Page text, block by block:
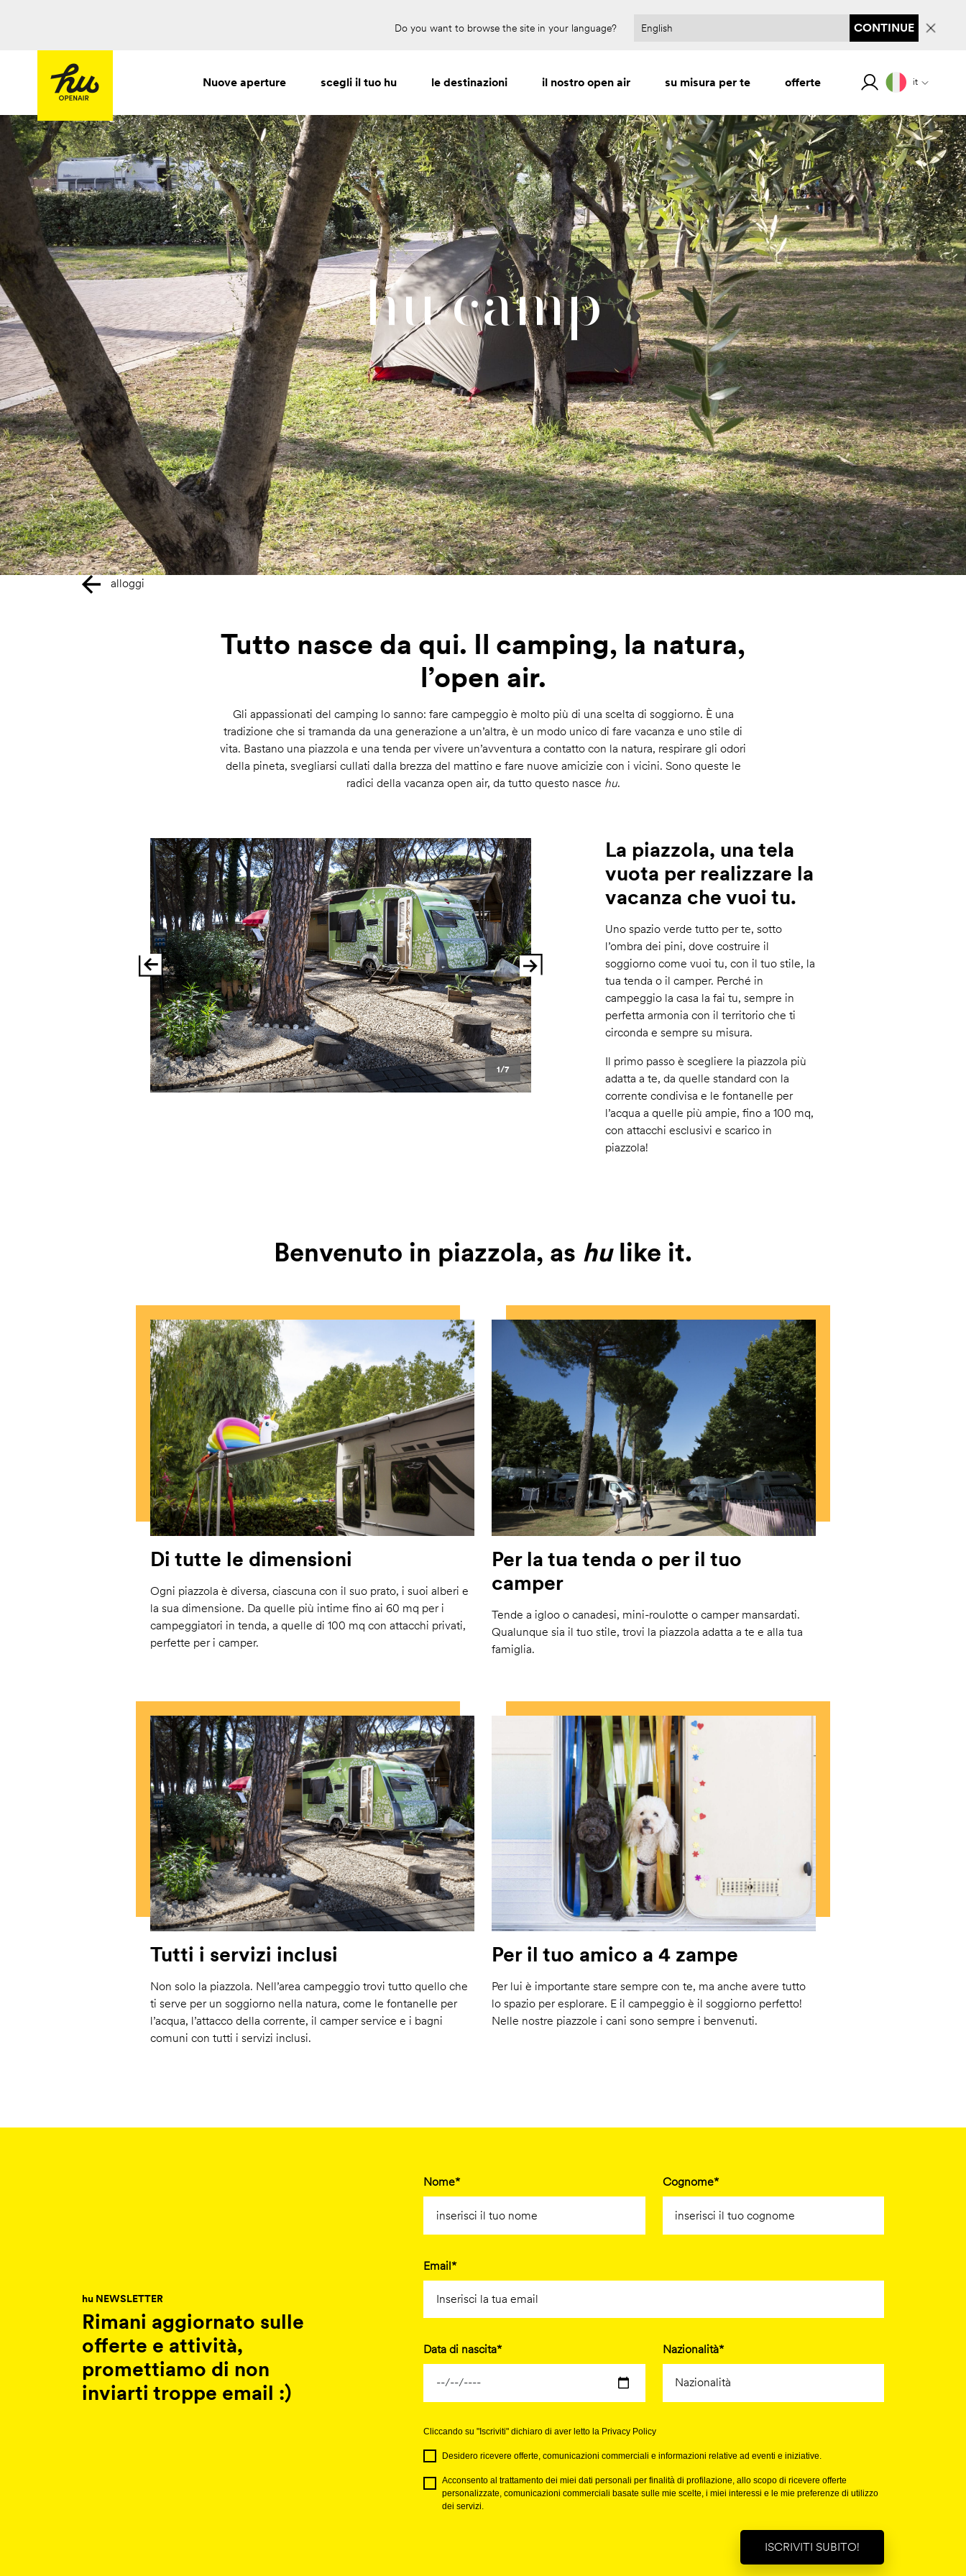
Do you want to browse the site in your language? CONTINUE
Nuove aperture scegli il tuo hu le destinazioni il nostro open air su misura per te offerte it
hu camp
alloggi
Tutto nasce da qui. Il camping, la natura,
l’open air.
Gli appassionati del camping lo sanno: fare campeggio è molto più di una scelta di soggiorno. È una
tradizione che si tramanda da una generazione a un’altra, è un modo unico di fare vacanza e uno stile di
vita. Bastano una piazzola e una tenda per vivere un’avventura a contatto con la natura, respirare gli odori
della pineta, svegliarsi cullati dalla brezza del mattino e fare nuove amicizie con i vicini. Sono queste le
radici della vacanza open air, da tutto questo nasce hu.
1/7
Precedente Successivo
La piazzola, una tela
vuota per realizzare la
vacanza che vuoi tu.
Uno spazio verde tutto per te, sotto
l’ombra dei pini, dove costruire il
soggiorno come vuoi tu, con il tuo stile, la
tua tenda o il camper. Perché in
campeggio la casa la fai tu, sempre in
perfetta armonia con il territorio che ti
circonda e sempre su misura.
Il primo passo è scegliere la piazzola più
adatta a te, da quelle standard con la
corrente condivisa e le fontanelle per
l’acqua a quelle più ampie, fino a 100 mq,
con attacchi esclusivi e scarico in
piazzola!
Benvenuto in piazzola, as hulike it.
Di tutte le dimensioni
Ogni piazzola è diversa, ciascuna con il suo prato, i suoi alberi e
la sua dimensione. Da quelle più intime fino ai 60 mq per i
campeggiatori in tenda, a quelle di 100 mq con attacchi privati,
perfette per i camper.
Per la tua tenda o per il tuo
camper
Tende a igloo o canadesi, mini-roulotte o camper mansardati.
Qualunque sia il tuo stile, trovi la piazzola adatta a te e alla tua
famiglia.
Tutti i servizi inclusi
Non solo la piazzola. Nell’area campeggio trovi tutto quello che
ti serve per un soggiorno nella natura, come le fontanelle per
l’acqua, l’attacco della corrente, il camper service e i bagni
comuni con tutti i servizi inclusi.
Per il tuo amico a 4 zampe
Per lui è importante stare sempre con te, ma anche avere tutto
lo spazio per esplorare. E il campeggio è il soggiorno perfetto!
Nelle nostre piazzole i cani sono sempre i benvenuti.
hu NEWSLETTER
Rimani aggiornato sulle
offerte e attività,
promettiamo di non
inviarti troppe email :)
Nome* Cognome*
Email*
Data di nascita* Nazionalità*
Cliccando su "Iscriviti" dichiaro di aver letto la Privacy Policy
Desidero ricevere offerte, comunicazioni commerciali e informazioni relative ad eventi e iniziative.
Acconsento al trattamento dei miei dati personali per finalità di profilazione, allo scopo di ricevere offerte
personalizzate, comunicazioni commerciali basate sulle mie scelte, i miei interessi e le mie preferenze di utilizzo
dei servizi.
ISCRIVITI SUBITO!